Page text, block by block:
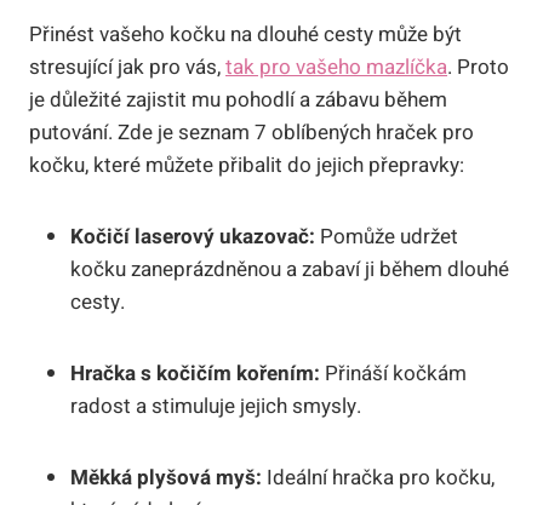
Přinést vašeho kočku na dlouhé cesty může být
stresující jak pro vás,tak pro vašeho mazlíčka. Proto
je důležité zajistit mu pohodlí a zábavu během
putování. Zde je seznam 7 oblíbených hraček pro
kočku, které můžete přibalit do jejich přepravky:
Kočičí laserový ukazovač: Pomůže udržet
kočku zaneprázdněnou a zabaví ji během dlouhé
cesty.
Hračka s kočičím kořením: Přináší kočkám
radost a stimuluje jejich smysly.
Měkká plyšová myš: Ideální hračka pro kočku,